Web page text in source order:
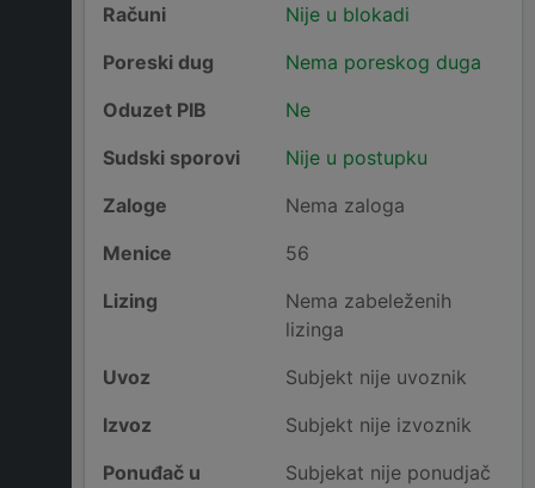
Računi
Nije u blokadi
Poreski dug
Nema poreskog duga
Oduzet PIB
Ne
Sudski sporovi
Nije u postupku
Zaloge
Nema zaloga
Menice
56
Lizing
Nema zabeleženih
lizinga
Uvoz
Subjekt nije uvoznik
Izvoz
Subjekt nije izvoznik
Ponuđač u
Subjekat nije ponudjač